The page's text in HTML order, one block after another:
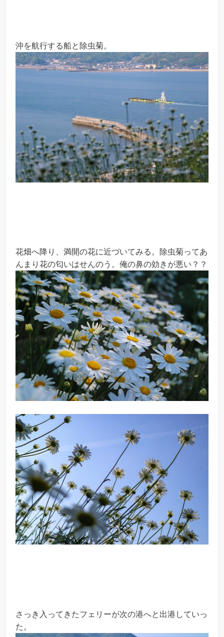
沖を航行する船と除虫菊。
花畑へ降り、満開の花に近づいてみる。除虫菊ってあ
んまり花の匂いはせんのう。俺の鼻の効きが悪い？？
さっき入ってきたフェリーが次の港へと出港していっ
た。